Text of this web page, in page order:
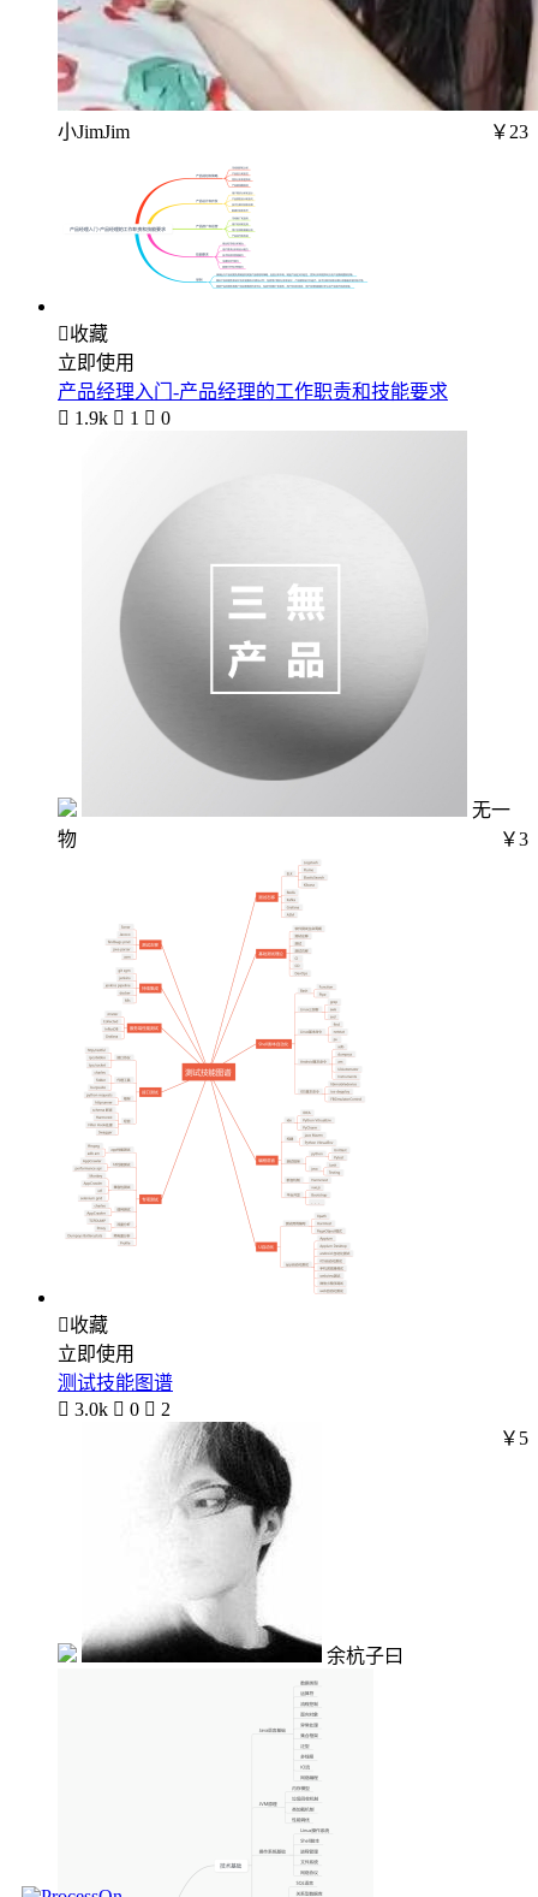
小JimJim ￥23
收藏
立即使用
产品经理入门-产品经理的工作职责和技能要求
 1.9k  1  0
无一
物
￥3
收藏
立即使用
测试技能图谱
 3.0k  0  2
余杭子曰
￥5